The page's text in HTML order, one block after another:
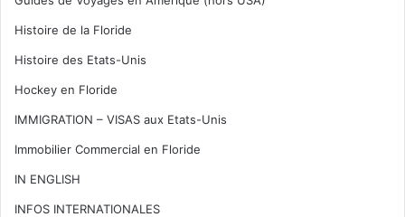
Histoire de la Floride
Histoire des Etats-Unis
Hockey en Floride
IMMIGRATION – VISAS aux Etats-Unis
Immobilier Commercial en Floride
IN ENGLISH
INFOS INTERNATIONALES